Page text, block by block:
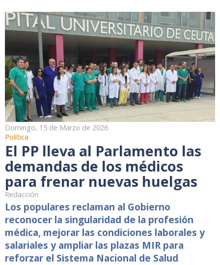
Domingo, 15 de Marzo de 2026
Política
El PP lleva al Parlamento las
demandas de los médicos
para frenar nuevas huelgas
Redacción
Los populares reclaman al Gobierno
reconocer la singularidad de la profesión
médica, mejorar las condiciones laborales y
salariales y ampliar las plazas MIR para
reforzar el Sistema Nacional de Salud